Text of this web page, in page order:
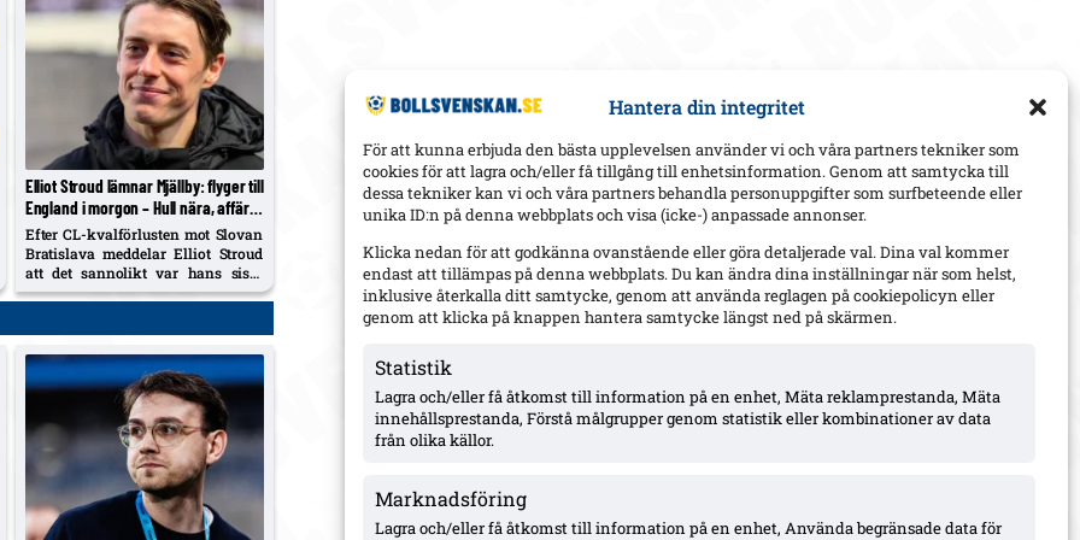
Hantera din integritet
För att kunna erbjuda den bästa upplevelsen använder vi och våra partners tekniker som
cookies för att lagra och/eller få tillgång till enhetsinformation. Genom att samtycka till
dessa tekniker kan vi och våra partners behandla personuppgifter som surfbeteende eller
unika ID:n på denna webbplats och visa (icke-) anpassade annonser.
Klicka nedan för att godkänna ovanstående eller göra detaljerade val. Dina val kommer
endast att tillämpas på denna webbplats. Du kan ändra dina inställningar när som helst,
inklusive återkalla ditt samtycke, genom att använda reglagen på cookiepolicyn eller
genom att klicka på knappen hantera samtycke längst ned på skärmen.
Statistik
Lagra och/eller få åtkomst till information på en enhet, Mäta reklamprestanda, Mäta
innehållsprestanda, Förstå målgrupper genom statistik eller kombinationer av data
från olika källor.
Marknadsföring
Lagra och/eller få åtkomst till information på en enhet, Använda begränsade data för
Elliot Stroud lämnar Mjällby: flyger till
England i morgon – Hull nära, affär
runt 39 Mkr
Efter CL-kvalförlusten mot Slovan
Bratislava meddelar Elliot Stroud
att det sannolikt var hans sista
match i Mjällby. Han flyger till
Tränaren Karl Marius Aksum
kallar tappet ”brutalt”.